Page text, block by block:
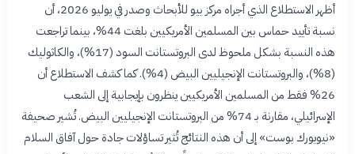
أظهر الاستطلاع الذي أجراه مركز بيو للأبحاث وصدر في يوليو 2026، أن
نسبة تأييد حماس بين المسلمين الأمريكيين بلغت 44%، بينما تراجعت
هذه النسبة بشكل ملحوظ لدى البروتستانت السود (17%)، والكاثوليك
(8%)، والبروتستانت الإنجيليين البيض (4%). كما كشف الاستطلاع أن
26% فقط من المسلمين الأمريكيين ينظرون بإيجابية إلى الشعب
الإسرائيلي، مقارنة بـ 74% من البروتستانت الإنجيليين البيض. تُشير صحيفة
«نيويورك بوست» إلى أن هذه النتائج تُثير تساؤلات جادة حول آفاق السلام